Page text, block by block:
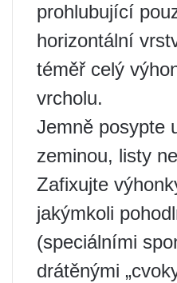
prohlubující
horizontální
téměř celý
vrcholu.
Jemně posypte
zeminou, listy
Zafixujte
jakýmkoli
(speciálními
drátěnými